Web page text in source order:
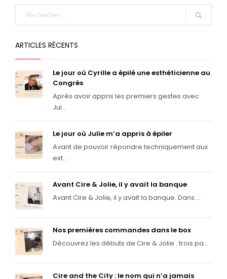
ARTICLES RÉCENTS
Le jour où Cyrille a épilé une esthéticienne au
Congrès
Après avoir appris les premiers gestes avec
Jul...
Le jour où Julie m’a appris à épiler
Avant de pouvoir répondre techniquement aux
est...
Avant Cire & Jolie, il y avait la banque
Avant Cire & Jolie, il y avait la banque. Dans ...
Nos premières commandes dans le box
Découvrez les débuts de Cire & Jolie : trois pa...
Cire and the City : le nom qui n’a jamais